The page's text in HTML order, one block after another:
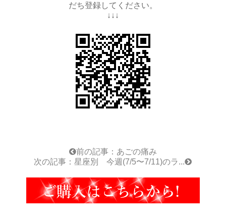
だち登録してください。
↓↓↓
前の記事：あごの痛み
次の記事：星座別 今週(7/5〜7/11)のラ...